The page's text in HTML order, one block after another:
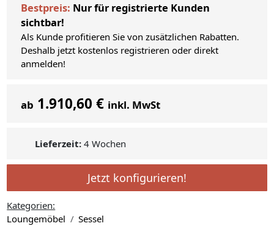
Bestpreis: Nur für registrierte Kunden
sichtbar!
Als Kunde profitieren Sie von zusätzlichen Rabatten.
Deshalb jetzt kostenlos registrieren oder direkt
anmelden!
ab 1.910,60 € inkl. MwSt
Lieferzeit: 4 Wochen
Jetzt konfigurieren!
Kategorien:
Loungemöbel
Sessel